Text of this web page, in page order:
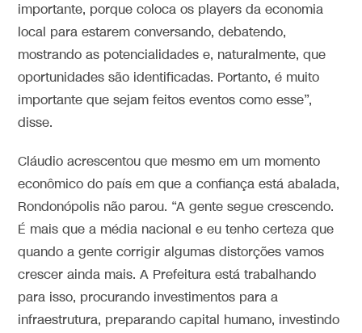
importante, porque coloca os players da economia
local para estarem conversando, debatendo,
mostrando as potencialidades e, naturalmente, que
oportunidades são identificadas. Portanto, é muito
importante que sejam feitos eventos como esse”,
disse.
Cláudio acrescentou que mesmo em um momento
econômico do país em que a confiança está abalada,
Rondonópolis não parou. “A gente segue crescendo.
É mais que a média nacional e eu tenho certeza que
quando a gente corrigir algumas distorções vamos
crescer ainda mais. A Prefeitura está trabalhando
para isso, procurando investimentos para a
infraestrutura, preparando capital humano, investindo